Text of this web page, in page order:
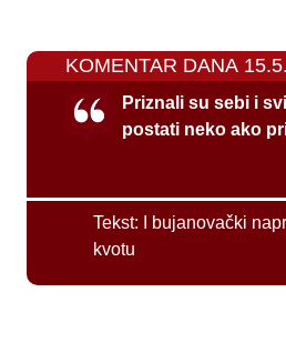
KOMENTAR DANA
Priznali su sebi i
postati neko ako
Tekst:
I bujanovački
kvotu